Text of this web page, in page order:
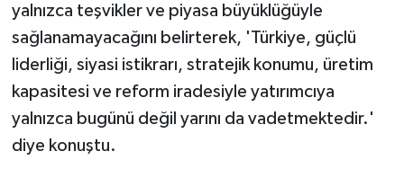
yalnızca teşvikler ve piyasa büyüklüğüyle
sağlanamayacağını belirterek, 'Türkiye, güçlü
liderliği, siyasi istikrarı, stratejik konumu, üretim
kapasitesi ve reform iradesiyle yatırımcıya
yalnızca bugünü değil yarını da vadetmektedir.'
diye konuştu.